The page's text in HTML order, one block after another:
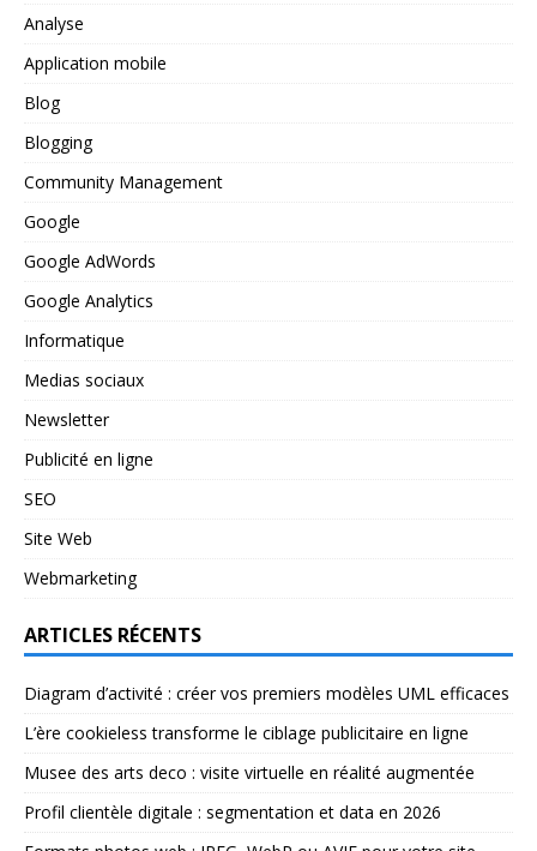
Analyse
Application mobile
Blog
Blogging
Community Management
Google
Google AdWords
Google Analytics
Informatique
Medias sociaux
Newsletter
Publicité en ligne
SEO
Site Web
Webmarketing
ARTICLES RÉCENTS
Diagram d’activité : créer vos premiers modèles UML efficaces
L’ère cookieless transforme le ciblage publicitaire en ligne
Musee des arts deco : visite virtuelle en réalité augmentée
Profil clientèle digitale : segmentation et data en 2026